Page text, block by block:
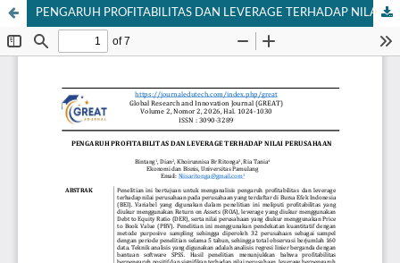
PENGARUH PROFITABILITAS DAN LEVERAGE TERHADAP NILAI PERUSAHAAN